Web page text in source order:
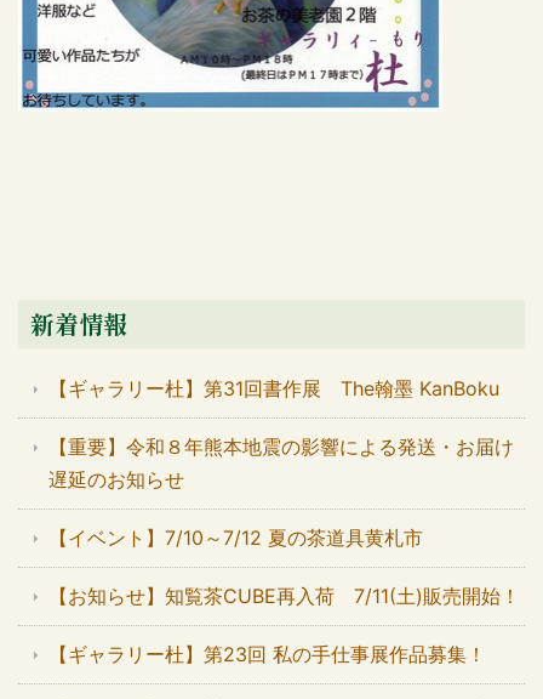
新着情報
【ギャラリー杜】第31回書作展 The翰墨 KanBoku
【重要】令和８年熊本地震の影響による発送・お届け
遅延のお知らせ
【イベント】7/10～7/12 夏の茶道具黄札市
【お知らせ】知覧茶CUBE再入荷 7/11(土)販売開始！
【ギャラリー杜】第23回 私の手仕事展作品募集！